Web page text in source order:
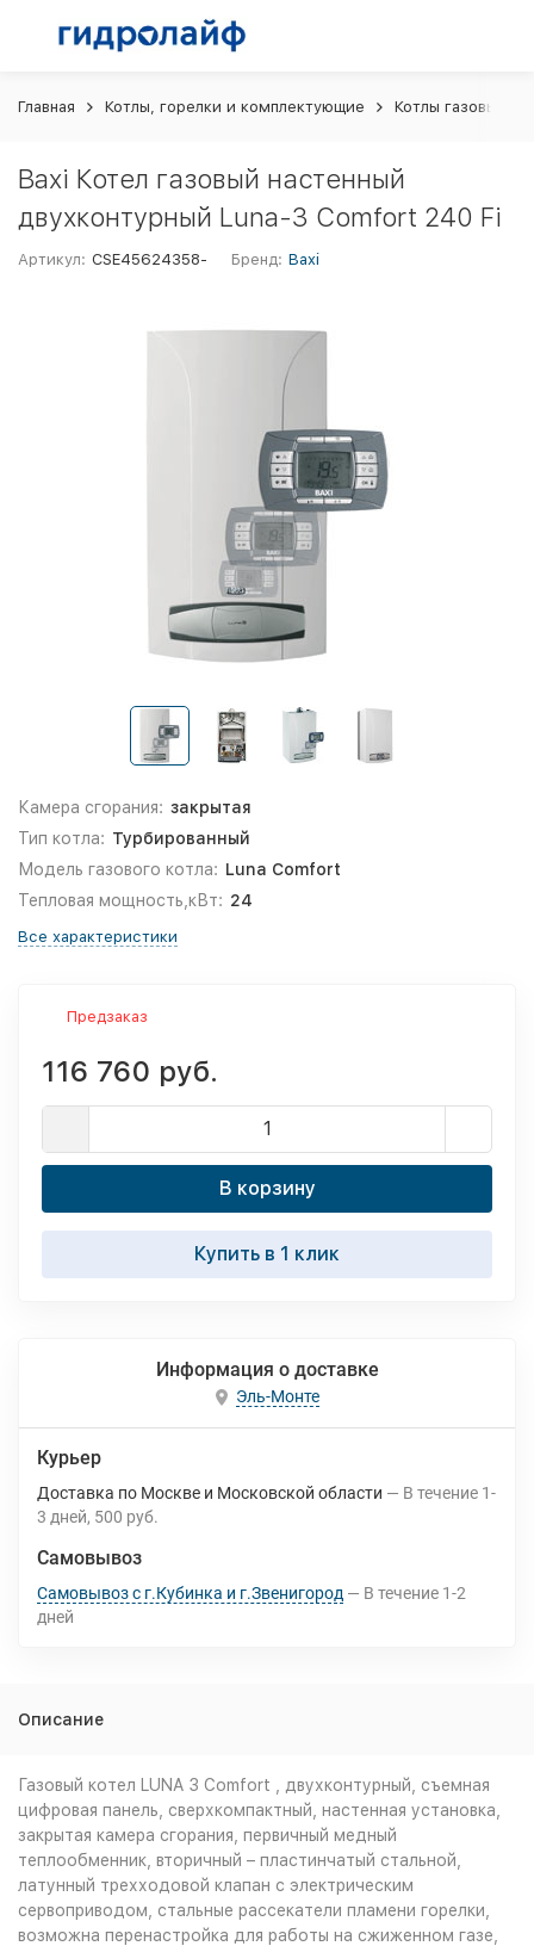
Главная Котлы, горелки и комплектующие Котлы газовые
Baxi Котел газовый настенный
двухконтурный Luna-3 Comfort 240 Fi
Артикул: CSE45624358- Бренд: Baxi
Камера сгорания: закрытая
Тип котла: Турбированный
Модель газового котла: Luna Comfort
Тепловая мощность,кВт: 24
Все характеристики
Предзаказ
116 760 руб.
В корзину
Купить в 1 клик
Информация о доставке
Эль-Монте
Курьер
Доставка по Москве и Московской области В течение 1-
3 дней 500 руб.
Самовывоз
Самовывоз с г.Кубинка и г.Звенигород В течение 1-2
дней
Описание
Газовый котел LUNA 3 Comfort , двухконтурный, съемная
цифровая панель, сверхкомпактный, настенная установка,
закрытая камера сгорания, первичный медный
теплообменник, вторичный – пластинчатый стальной,
латунный трехходовой клапан с электрическим
сервоприводом, стальные рассекатели пламени горелки,
возможна перенастройка для работы на сжиженном газе,